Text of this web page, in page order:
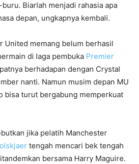
Biarlah menjadi rahasia apa
depan, ungkapnya kembali.
United memang belum berhasil
di laga pembuka Premier
berhadapan dengan Crystal
nanti. Namun musim depan MU
bisa turut bergabung memperkuat
jika pelatih Manchester
tengah mencari bek tengah
bersama Harry Maguire.